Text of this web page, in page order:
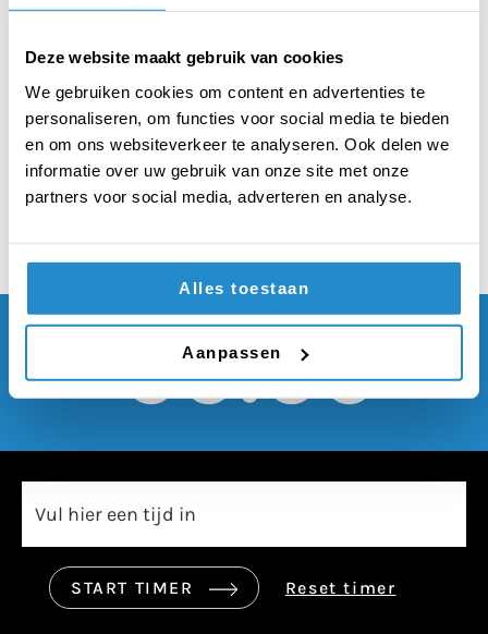
Deze website maakt gebruik van cookies
We gebruiken cookies om content en advertenties te
personaliseren, om functies voor social media te bieden
en om ons websiteverkeer te analyseren. Ook delen we
informatie over uw gebruik van onze site met onze
partners voor social media, adverteren en analyse.
Alles toestaan
Aanpassen
STELLING
Kindfluencing moet
verboden worden
00:00
START TIMER Reset timer